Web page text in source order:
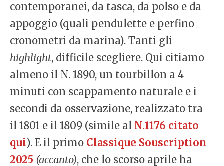
contemporanei, da tasca, da polso e da
appoggio (quali pendulette e perfino
cronometri da marina). Tanti gli
highlight, difficile scegliere. Qui citiamo
almeno il N. 1890, un tourbillon a 4
minuti con scappamento naturale e i
secondi da osservazione, realizzato tra
il 1801 e il 1809 (simile al N.1176 citato
qui). E il primo Classique Souscription
2025 (accanto), che lo scorso aprile ha